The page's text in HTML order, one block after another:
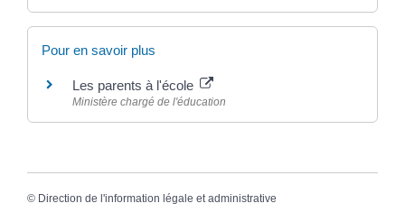
Pour en savoir plus
Les parents à l'école
Ministère chargé de l'éducation
© Direction de l'information légale et administrative